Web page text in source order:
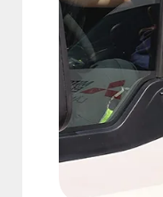
Lue lisää
Lue
(570€)